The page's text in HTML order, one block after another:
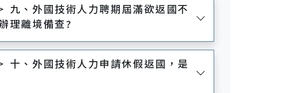
九、外國技術人力聘期屆滿欲返國不
理離境備查?
十、外國技術人力申請休假返國，是